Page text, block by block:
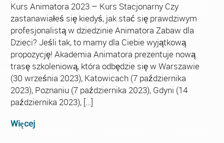
Kurs Animatora 2023 – Kurs Stacjonarny Czy
zastanawiałeś się kiedyś, jak stać się prawdziwym
profesjonalistą w dziedzinie Animatora Zabaw dla
Dzieci? Jeśli tak, to mamy dla Ciebie wyjątkową
propozycję! Akademia Animatora prezentuje nową
trasę szkoleniową, która odbędzie się w Warszawie
(30 września 2023), Katowicach (7 października
2023), Poznaniu (7 października 2023), Gdyni (14
października 2023), […]
Więcej